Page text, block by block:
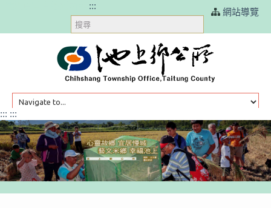
:::
網站導覽
搜
尋
HOME
訊息公告
::: :::